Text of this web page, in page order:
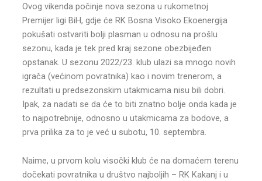
Ovog vikenda počinje nova sezona u rukometnoj
Premijer ligi BiH, gdje će RK Bosna Visoko Ekoenergija
pokušati ostvariti bolji plasman u odnosu na prošlu
sezonu, kada je tek pred kraj sezone obezbijeđen
opstanak. U sezonu 2022/23. klub ulazi sa mnogo novih
igrača (većinom povratnika) kao i novim trenerom, a
rezultati u predsezonskim utakmicama nisu bili dobri.
Ipak, za nadati se da će to biti znatno bolje onda kada je
to najpotrebnije, odnosno u utakmicama za bodove, a
prva prilika za to je već u subotu, 10. septembra.
Naime, u prvom kolu visočki klub će na domaćem terenu
dočekati povratnika u društvo najboljih – RK Kakanj i u